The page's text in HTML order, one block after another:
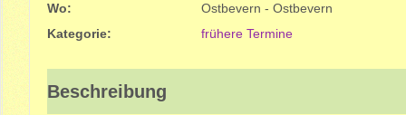
Wo:
Ostbevern - Ostbevern
Kategorie:
frühere Termine
Beschreibung